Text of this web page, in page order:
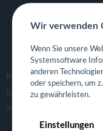
FOLGE UNS
Facebook
Instagram
Wir verwenden
Wenn Sie unsere
Systemsoftware
anderen
oder speichern, um
zu gewährleisten.
Einstellungen